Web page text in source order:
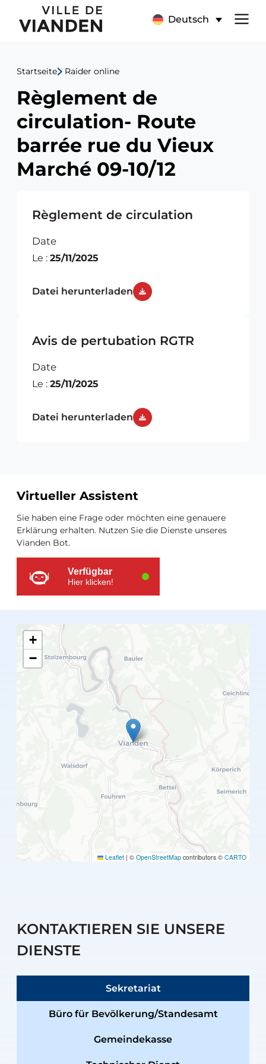
Règlement
de
circulation-
Route
barrée
rue
du
Marché
09-
10/12
Deutsch
Hauptnavigationsmenü
Startseite Raider online
Règlement de
circulation- Route
barrée rue du Vieux
Marché 09-10/12
Règlement de circulation
Date
Le : 25/11/2025
Datei herunterladen
Avis de pertubation RGTR
Date
Le : 25/11/2025
Datei herunterladen
Zusätzliche
Ressourcen
Virtueller Assistent
Sie haben eine Frage oder möchten eine genauere
Erklärung erhalten. Nutzen Sie die Dienste unseres
Vianden Bot.
Verfügbar
Hier klicken!
+
−
Leaflet | © OpenStreetMap contributors © CARTO
KONTAKTIEREN SIE UNSERE
DIENSTE
Sekretariat
Büro für Bevölkerung/Standesamt
Gemeindekasse